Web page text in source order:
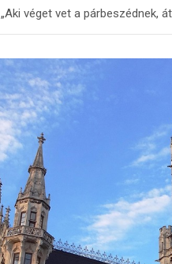
„Aki véget vet a párbeszédnek,